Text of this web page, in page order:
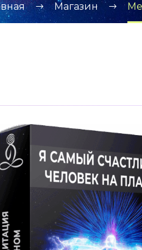
Магазин